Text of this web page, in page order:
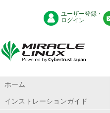
ユーザー登録・
ログイン
ホーム
インストレーションガイド